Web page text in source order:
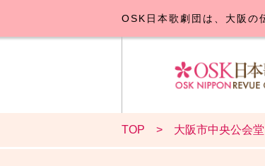
OSK日本歌劇団は、大阪の
TOP 大阪市中央公会